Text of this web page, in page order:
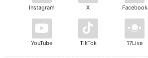
Instagram X Facebook
YouTube TikTok 17Live